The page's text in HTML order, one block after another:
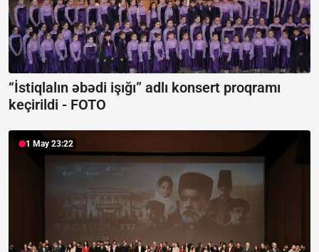
“İstiqlalın əbədi işığı” adlı konsert proqramı
keçirildi - FOTO
1 May 23:22